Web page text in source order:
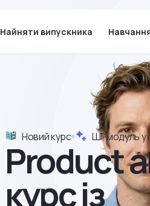
Найняти випускника
Новий курс ШІ-модуль у
Product
курс із